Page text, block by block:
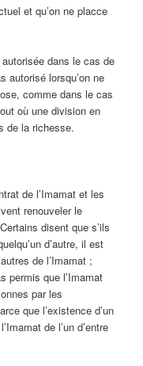
et qu’on ne placce
dans le cas de
autorisé lorsqu’on ne
comme dans le cas
où une division en
de la richesse.
de l’Imamat et les
renouveler le
disent que s’ils
d’autre, il est
de l’Imamat ;
permis que l’Imamat
par les
que l’existence d’un
de l’un d’entre